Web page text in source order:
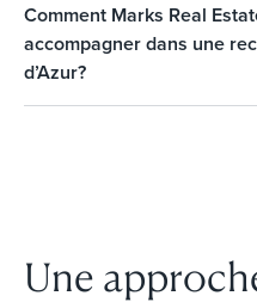
Comment Marks Real
accompagner dans une
d’Azur?
Une